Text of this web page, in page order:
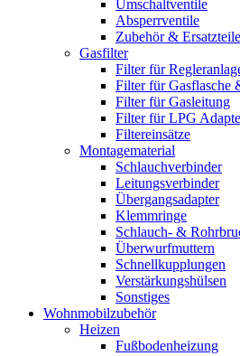
Umschaltventile
Absperrventile
Zubehör & Ersatzteile
Gasfilter
Filter für
Filter für Gasflasche
Filter für Gasleitung
Filter für LPG
Filtereinsätze
Montagematerial
Schlauchverbinder
Leitungsverbinder
Übergangsadapter
Klemmringe
Schlauch- &
Überwurfmuttern
Schnellkupplungen
Verstärkungshülsen
Sonstiges
Wohnmobilzubehör
Heizen
Fußbodenheizung